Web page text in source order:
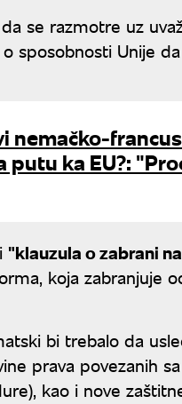
se razmotre uz
sposobnosti Unije
nemačko-
putu ka EU?:
"klauzula o zabrani
koja zabranjuje
bi trebalo da
prava povezanih
kao i nove